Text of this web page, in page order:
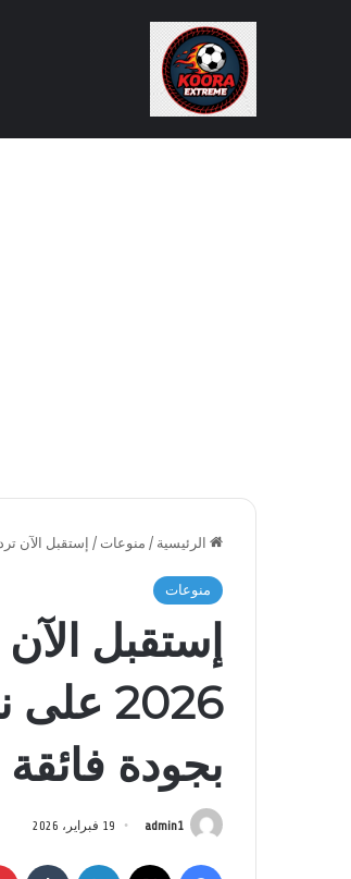
الرئيسية / منوعات / إستقبل الآن تردد قناة الرابعة
منوعات
إستقبل الآن
2026
بجودة فائقة
admin1 19 فبراير، 2026
فيسبوك لينكدإن